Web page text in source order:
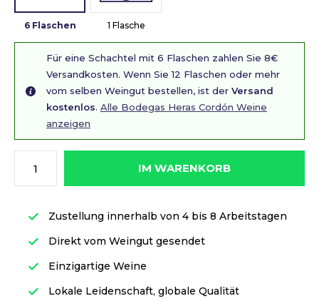
6 Flaschen 1 Flasche
Für eine Schachtel mit 6 Flaschen zahlen Sie 8€
Versandkosten. Wenn Sie 12 Flaschen oder mehr
vom selben Weingut bestellen, ist der Versand
kostenlos. Alle Bodegas Heras Cordón Weine
anzeigen
IM WARENKORB
Zustellung innerhalb von 4 bis 8 Arbeitstagen
Direkt vom Weingut gesendet
Einzigartige Weine
Lokale Leidenschaft, globale Qualität